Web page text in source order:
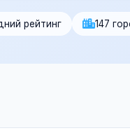
рейтинг 147